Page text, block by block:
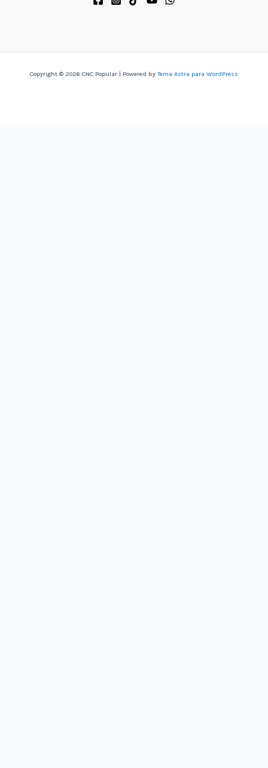
Copyright © 2026 CNC Popular | Powered by Tema Astra para WordPress